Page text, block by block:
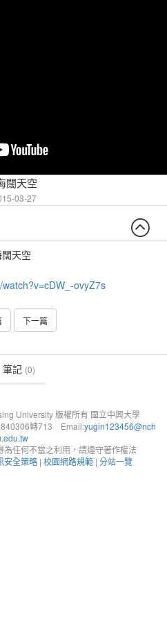
闊天空
03-27
天空
ovyZ7s
下一篇
筆記 (0)
University 版權所有 國立中興大學
轉713 Email:yugin123456@nch
任何不當之利用，請遵守著作權法
安全策略 | 校園網路規範 | 分站一覽